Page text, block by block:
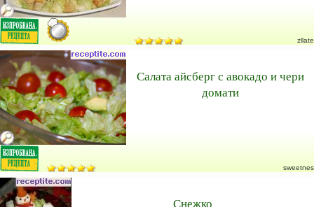
zllate
Салата айсберг с авокадо и чери
домати
sweetnes
Снежко